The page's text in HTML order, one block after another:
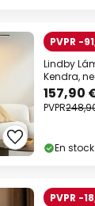
PVPR -
Lindby
Kendra,
157,90
PVPR
En stock
PVPR -